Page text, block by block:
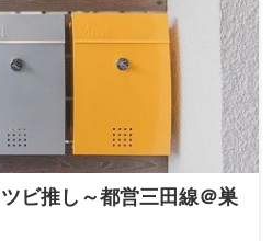
ビ推し～都営三田線＠巣